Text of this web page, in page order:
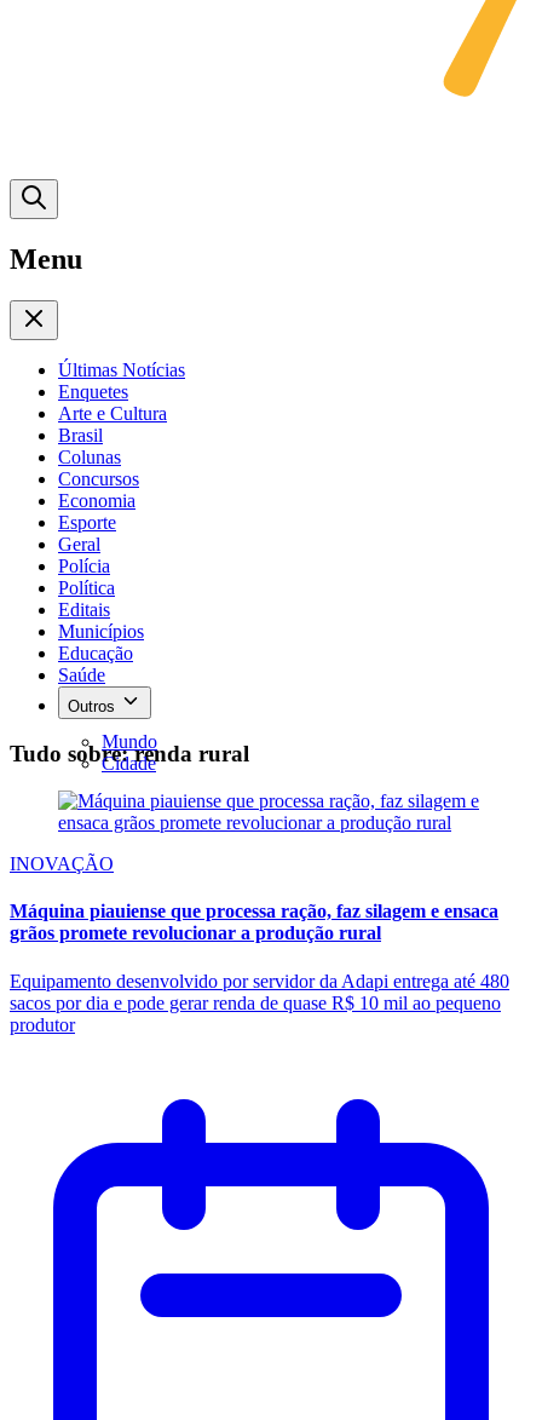
Menu
Últimas Notícias
Enquetes
Arte e Cultura
Brasil
Colunas
Concursos
Economia
Esporte
Geral
Polícia
Política
Editais
Municípios
Educação
Saúde
Outros
Mundo
Cidade
Tudo sobre: renda rural
INOVAÇÃO
Máquina piauiense que processa ração, faz silagem e ensaca
grãos promete revolucionar a produção rural
Equipamento desenvolvido por servidor da Adapi entrega até 480
sacos por dia e pode gerar renda de quase R$ 10 mil ao pequeno
produtor